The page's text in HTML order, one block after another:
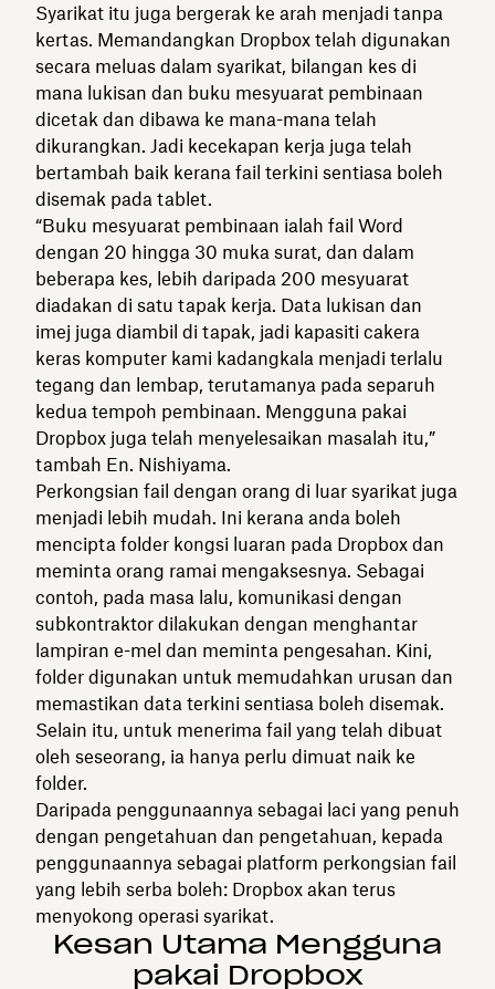
Syarikat itu juga bergerak ke arah menjadi tanpa
kertas. Memandangkan Dropbox telah digunakan
secara meluas dalam syarikat, bilangan kes di
mana lukisan dan buku mesyuarat pembinaan
dicetak dan dibawa ke mana-mana telah
dikurangkan. Jadi kecekapan kerja juga telah
bertambah baik kerana fail terkini sentiasa boleh
disemak pada tablet.
“Buku mesyuarat pembinaan ialah fail Word
dengan 20 hingga 30 muka surat, dan dalam
beberapa kes, lebih daripada 200 mesyuarat
diadakan di satu tapak kerja. Data lukisan dan
imej juga diambil di tapak, jadi kapasiti cakera
keras komputer kami kadangkala menjadi terlalu
tegang dan lembap, terutamanya pada separuh
kedua tempoh pembinaan. Mengguna pakai
Dropbox juga telah menyelesaikan masalah itu,”
tambah En. Nishiyama.
Perkongsian fail dengan orang di luar syarikat juga
menjadi lebih mudah. Ini kerana anda boleh
mencipta folder kongsi luaran pada Dropbox dan
meminta orang ramai mengaksesnya. Sebagai
contoh, pada masa lalu, komunikasi dengan
subkontraktor dilakukan dengan menghantar
lampiran e-mel dan meminta pengesahan. Kini,
folder digunakan untuk memudahkan urusan dan
memastikan data terkini sentiasa boleh disemak.
Selain itu, untuk menerima fail yang telah dibuat
oleh seseorang, ia hanya perlu dimuat naik ke
folder.
Daripada penggunaannya sebagai laci yang penuh
dengan pengetahuan dan pengetahuan, kepada
penggunaannya sebagai platform perkongsian fail
yang lebih serba boleh: Dropbox akan terus
menyokong operasi syarikat.
Kesan Utama Mengguna
pakai Dropbox